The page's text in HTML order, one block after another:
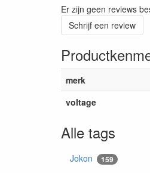
Er zijn geen reviews
Schrijf een review
merk
voltage
Alle tags
Jokon 159